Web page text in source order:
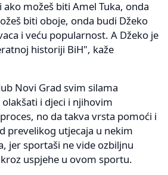
možeš biti Amel Tuka, onda
biti oboje, onda budi Džeko
i veću popularnost. A Džeko je
historiji BiH", kaže
Novi Grad svim silama
i djeci i njihovim
no da takva vrsta pomoći i
prevelikog utjecaja u nekim
jer sportaši ne vide ozbiljnu
uspjehe u ovom sportu.